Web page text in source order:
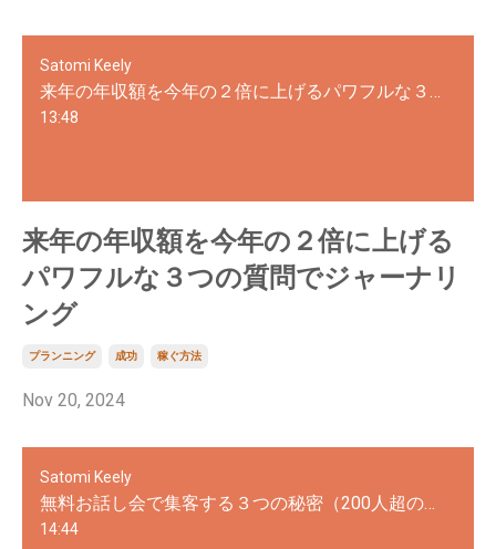
Satomi Keely
13:48
来年の年収額を今年の２倍に上げる
パワフルな３つの質問でジャーナリ
ング
プランニング 成功 稼ぐ方法
Nov 20, 2024
Satomi Keely
14:44